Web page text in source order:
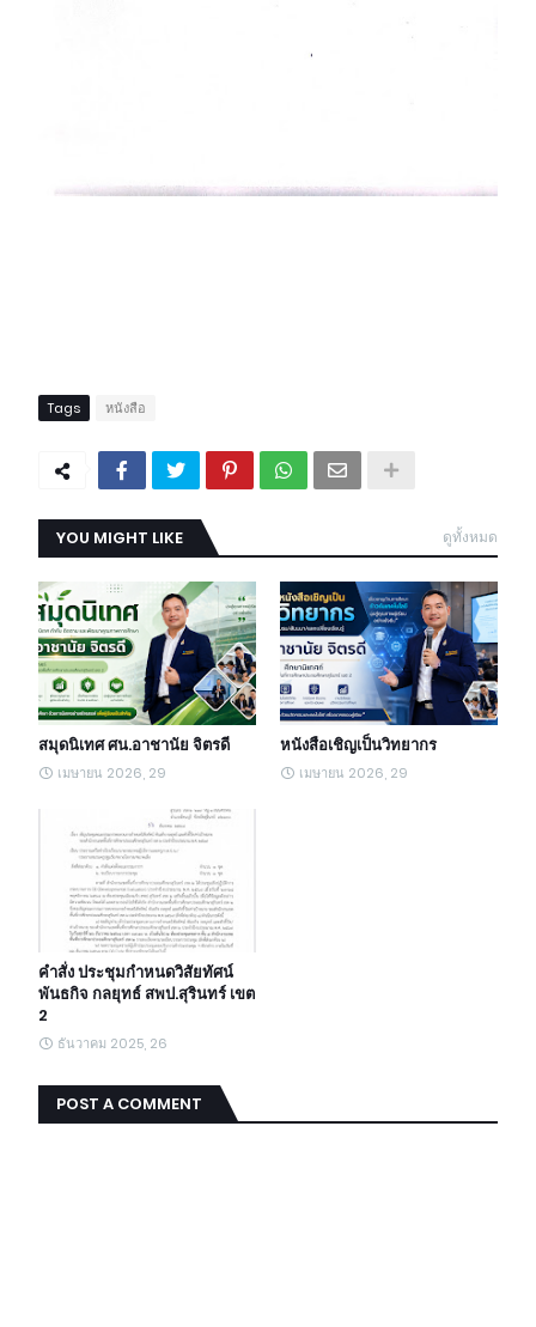
Tags หนังสือ
YOU MIGHT LIKE ดูทั้งหมด
สมุดนิเทศ ศน.อาชานัย จิตรดี
เมษายน 2026, 29
หนังสือเชิญเป็นวิทยากร
เมษายน 2026, 29
คำสั่ง ประชุมกำหนดวิสัยทัศน์
พันธกิจ กลยุทธ์ สพป.สุรินทร์ เขต
2
ธันวาคม 2025, 26
POST A COMMENT